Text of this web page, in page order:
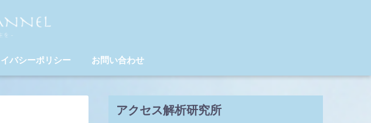
バシーポリシー お問い合わせ
アクセス解析研究所